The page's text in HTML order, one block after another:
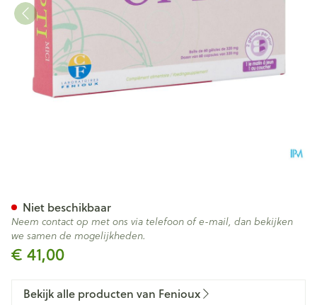
€ 41,00
Niet beschikbaar
Neem contact op met ons via telefoon of e-mail, dan bekijken
we samen de mogelijkheden.
Bekijk alle producten van Fenioux